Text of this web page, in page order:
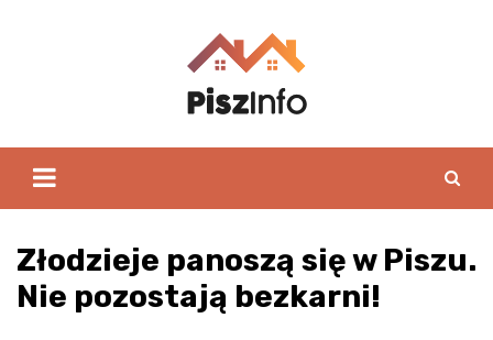
Złodzieje panoszą się w Piszu.
Nie pozostają bezkarni!